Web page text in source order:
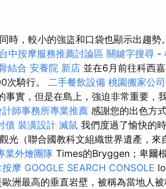
時，較小的強盜和口袋也顯示出趨勢
台中按摩服務推薦討論區 關鍵字搜尋 -
結合 安養院 新店 並在6月前往科西
次騎行。 二手餐飲設備 桃園搬家公司
事實，但是在島上，強迫非常重要，
計師事務所專業推薦 感謝您的出色方
債 裝潢設計 滅鼠 我們度過了愉快的
光（聯合國教科文組織世界遺產，來
業外燴團隊 Times的Bryggen；卑爾
按摩 GOOGLE SEARCH CONSOLE
洲最高的垂直岩壁，被稱為當地人被